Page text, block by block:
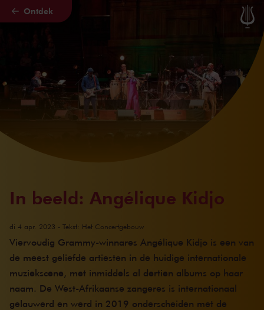
Naar hoofdcontent
Ontdek
In beeld: Angélique Kidjo
di 4 apr. 2023 - Tekst: Het Concertgebouw
Viervoudig Grammy-winnares Angélique Kidjo is een van
de meest geliefde artiesten in de huidige internationale
muziekscene, met inmiddels al dertien albums op haar
naam. De West-Afrikaanse zangeres is internationaal
gelauwerd en werd in 2019 onderscheiden met de